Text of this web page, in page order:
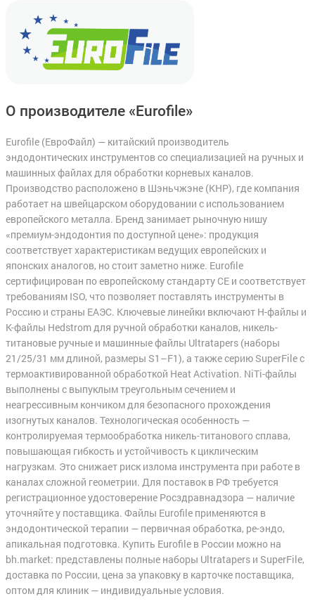
О производителе «Eurofile»
Eurofile (ЕвроФайл) — китайский производитель
эндодонтических инструментов со специализацией на ручных и
машинных файлах для обработки корневых каналов.
Производство расположено в Шэньчжэне (КНР), где компания
работает на швейцарском оборудовании с использованием
европейского металла. Бренд занимает рыночную нишу
«премиум-эндодонтия по доступной цене»: продукция
соответствует характеристикам ведущих европейских и
японских аналогов, но стоит заметно ниже. Eurofile
сертифицирован по европейскому стандарту CE и соответствует
требованиям ISO, что позволяет поставлять инструменты в
Россию и страны ЕАЭС. Ключевые линейки включают H-файлы и
K-файлы Hedstrom для ручной обработки каналов, никель-
титановые ручные и машинные файлы Ultratapers (наборы
21/25/31 мм длиной, размеры S1–F1), а также серию SuperFile с
термоактивированной обработкой Heat Activation. NiTi-файлы
выполнены с выпуклым треугольным сечением и
неагрессивным кончиком для безопасного прохождения
изогнутых каналов. Технологическая особенность —
контролируемая термообработка никель-титанового сплава,
повышающая гибкость и устойчивость к циклическим
нагрузкам. Это снижает риск излома инструмента при работе в
каналах сложной геометрии. Для поставок в РФ требуется
регистрационное удостоверение Росздравнадзора — наличие
уточняйте у поставщика. Файлы Eurofile применяются в
эндодонтической терапии — первичная обработка, ре-эндо,
апикальная подготовка. Купить Eurofile в России можно на
bh.market: представлены полные наборы Ultratapers и SuperFile,
доставка по России, цена за упаковку в карточке поставщика,
оптом для клиник — индивидуальные условия.